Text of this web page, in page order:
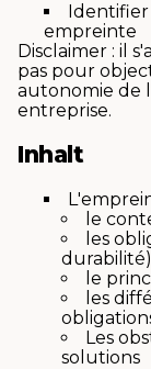
Identifier
empreinte
Disclaimer : il
pas pour
autonomie de
entreprise.
Inhalt
le
les
le
les
Les
solutions